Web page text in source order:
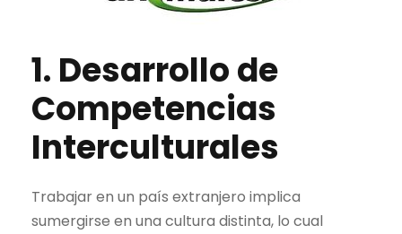
1. Desarrollo de
Competencias
Interculturales
Trabajar en un país extranjero implica
sumergirse en una cultura distinta, lo cual